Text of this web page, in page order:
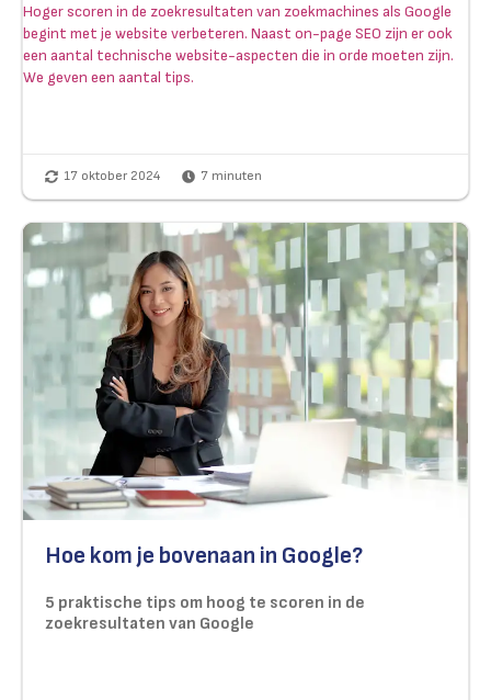
Hoger scoren in de zoekresultaten van zoekmachines als Google
begint met je website verbeteren. Naast on-page SEO zijn er ook
een aantal technische website-aspecten die in orde moeten zijn.
We geven een aantal tips.
17 oktober 2024 7 minuten
Hoe kom je bovenaan in Google?
5 praktische tips om hoog te scoren in de
zoekresultaten van Google